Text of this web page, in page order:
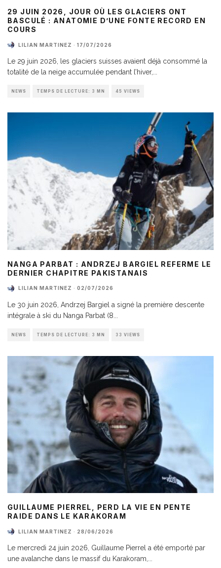
29 JUIN 2026, JOUR OÙ LES GLACIERS ONT
BASCULÉ : ANATOMIE D’UNE FONTE RECORD EN
COURS
LILIAN MARTINEZ · 17/07/2026
Le 29 juin 2026, les glaciers suisses avaient déjà consommé la
totalité de la neige accumulée pendant l’hiver,
NEWS TEMPS DE LECTURE: 3 MN 45 VIEWS
NANGA PARBAT : ANDRZEJ BARGIEL REFERME LE
DERNIER CHAPITRE PAKISTANAIS
LILIAN MARTINEZ · 02/07/2026
Le 30 juin 2026, Andrzej Bargiel a signé la première descente
intégrale à ski du Nanga Parbat (8
NEWS TEMPS DE LECTURE: 3 MN 33 VIEWS
GUILLAUME PIERREL, PERD LA VIE EN PENTE
RAIDE DANS LE KARAKORAM
LILIAN MARTINEZ · 28/06/2026
Le mercredi 24 juin 2026, Guillaume Pierrel a été emporté par
une avalanche dans le massif du Karakoram,...